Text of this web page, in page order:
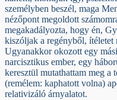
személyben beszél, maga
nézőpont megoldott
megakadályozta, hogy én,
kiszóljak a regényből,
Ugyanakkor okozott egy
narcisztikus ember, egy
keresztül mutathattam meg a
(remélem: kaphatott volna)
relativizáló árnyalatot.